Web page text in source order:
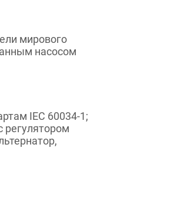
мирового
насосом
IEC 60034-1;
регулятором